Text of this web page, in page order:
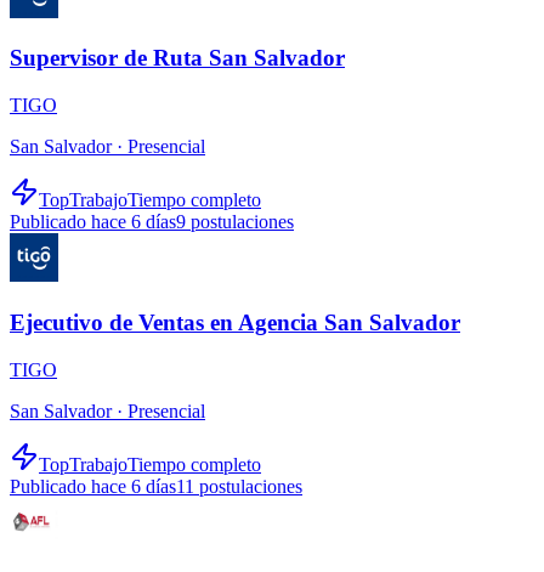
Supervisor de Ruta San Salvador
TIGO
San Salvador · Presencial
TopTrabajoTiempo completo
Publicado hace 6 días9 postulaciones
Ejecutivo de Ventas en Agencia San Salvador
TIGO
San Salvador · Presencial
TopTrabajoTiempo completo
Publicado hace 6 días11 postulaciones